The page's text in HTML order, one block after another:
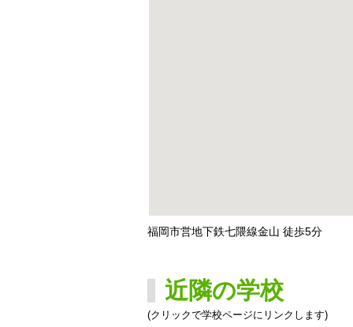
福岡市営地下鉄七隈線金山 徒歩5分
近隣の学校
(クリックで学校ページにリンクします)